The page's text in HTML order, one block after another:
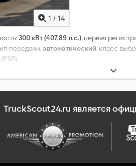
1 / 14
300 кВт (407,89 л.с.), первая
передачи:автоматический, класс
,
TruckScout24.ru является